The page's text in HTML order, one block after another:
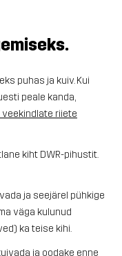
puhas ja kuiv. Kui
peale kanda,
veekindlate riiete
kiht DWR-pihustit.
ja seejärel pühkige
väga kulunud
ka teise kihi.
ja oodake enne